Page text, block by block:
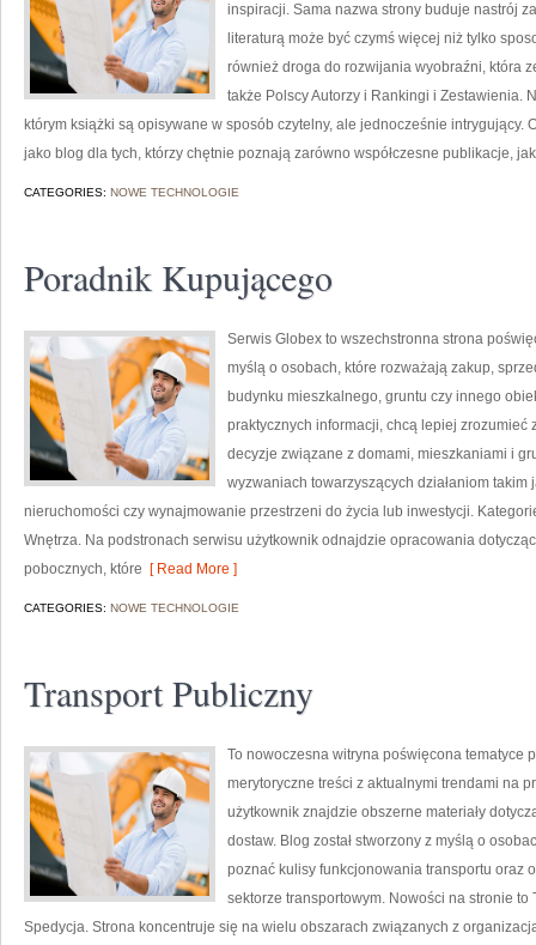
inspiracji. Sama nazwa strony buduje nastrój
literaturą może być czymś więcej niż tylko
również droga do rozwijania wyobraźni, która
także Polscy Autorzy i Rankingi i Zestawienia.
którym książki są opisywane w sposób czytelny, ale jednocześnie intrygujący.
jako blog dla tych, którzy chętnie poznają zarówno współczesne publikacje, jak
CATEGORIES: NOWE TECHNOLOGIE
Poradnik Kupującego
Serwis Globex to wszechstronna strona
myślą o osobach, które rozważają zakup,
budynku mieszkalnego, gruntu czy innego
praktycznych informacji, chcą lepiej
decyzje związane z domami, mieszkaniami i
wyzwaniach towarzyszących działaniom
nieruchomości czy wynajmowanie przestrzeni do życia lub inwestycji.
Wnętrza. Na podstronach serwisu użytkownik odnajdzie opracowania
pobocznych, które [ Read More ]
CATEGORIES: NOWE TECHNOLOGIE
Transport Publiczny
To nowoczesna witryna poświęcona tematyce
merytoryczne treści z aktualnymi trendami na
użytkownik znajdzie obszerne materiały
dostaw. Blog został stworzony z myślą o
poznać kulisy funkcjonowania transportu oraz
sektorze transportowym. Nowości na stronie
Spedycja. Strona koncentruje się na wielu obszarach związanych z